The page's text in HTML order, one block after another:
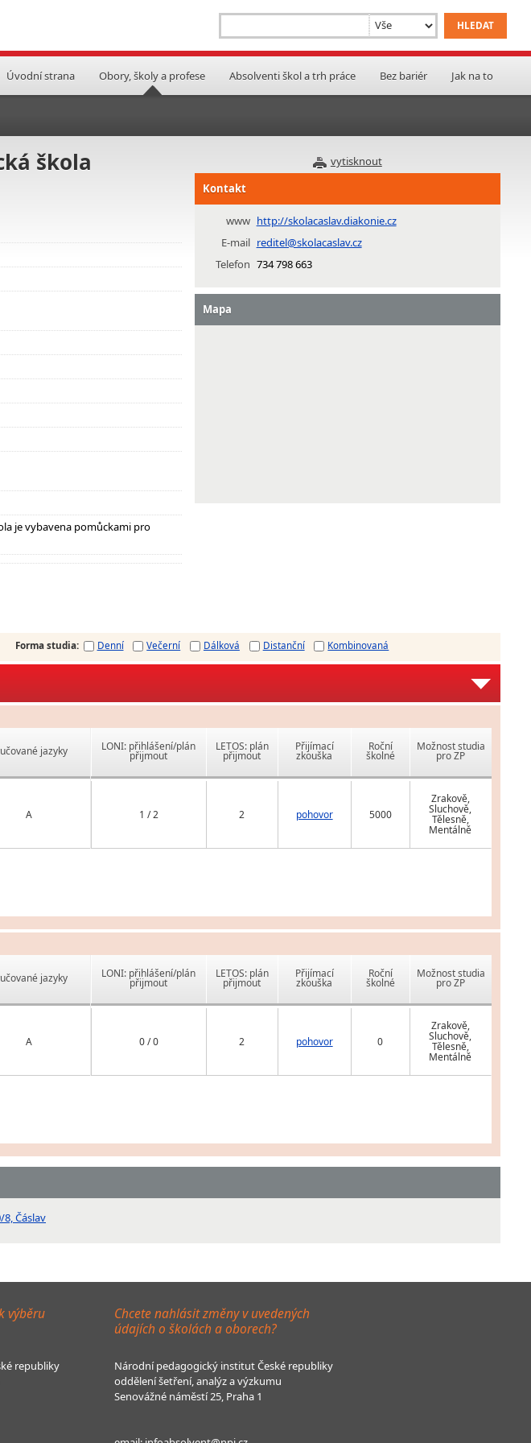
Úvodní strana Obory, školy a profese Absolventi škol a trh práce Bez bariér Jak na to
vytisknout
škola
je vybavena pomůckami pro
Kontakt
www http://skolacaslav.diakonie.cz
E-mail reditel@skolacaslav.cz
Telefon 734 798 663
Mapa
Forma studia: Denní Večerní Dálková Distanční Kombinovaná
jazyky
A
LONI: přihlášení/plán
přijmout
LETOS: plán
přijmout
Přijímací
zkouška
Roční
školné
Možnost studia
pro ZP
1 / 2 2 pohovor 5000
Zrakově,
Sluchově,
Tělesně,
Mentálně
jazyky
A
LONI: přihlášení/plán
přijmout
LETOS: plán
přijmout
Přijímací
zkouška
Roční
školné
Možnost studia
pro ZP
0 / 0 2 pohovor 0
Zrakově,
Sluchově,
Tělesně,
Mentálně
Čáslav
výběru
republiky
Chcete nahlásit změny v uvedených
údajích o školách a oborech?
Národní pedagogický institut České republiky
oddělení šetření, analýz a výzkumu
Senovážné náměstí 25, Praha 1